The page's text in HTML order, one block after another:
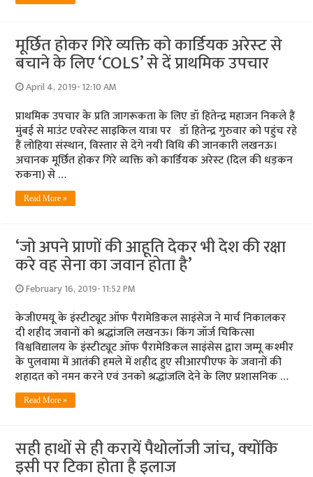
मूर्छित होकर गिरे व्‍यक्ति को कार्डियक अरेस्‍ट से
बचाने के लिए ‘COLS’ से दें प्राथमिक उपचार
April 4, 2019- 12:10 AM
प्राथमिक उपचार के प्रति जागरूकता के लिए डॉ हितेन्‍द्र महाजन निकले हैं
मुंबई से माउंट एवरेस्‍ट साइकिल यात्रा पर डॉ हितेन्‍द्र गुरुवार को पहुंच रहे
हैं लोहिया संस्‍थान, विस्‍तार से देंगे नयी विधि की जानकारी लखनऊ।
अचानक मूर्छित होकर गिरे व्‍यक्ति को कार्डियक अरेस्‍ट (दिल की धड़कन
रुकना) से …
Read More »
‘जो अपने प्राणों की आहूति देकर भी देश की रक्षा
करे वह सेना का जवान होता है’
February 16, 2019- 11:52 PM
केजीएमयू के इंस्‍टीट्यूट ऑफ पैरामेडिकल साइंसेज ने मार्च निकालकर
दी शहीद जवानों को श्रद्धांजलि लखनऊ। किंग जॉर्ज चिकित्सा
विश्वविद्यालय के इंस्टीट्यूट ऑफ पैरामेडिकल साइंसेस द्वारा जम्मू कश्मीर
के पुलवामा में आतंकी हमले में शहीद हुए सीआरपीएफ के जवानों की
शहादत को नमन करने एवं उनको श्रद्धांजलि देने के लिए प्रशासनिक …
Read More »
सही हाथों से ही करायें पैथोलॉजी जांच, क्‍योंकि
इसी पर टिका होता है इलाज